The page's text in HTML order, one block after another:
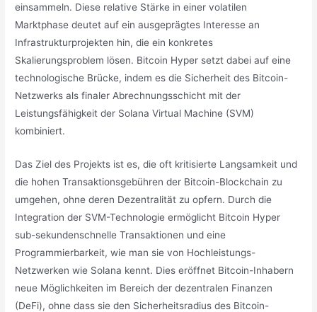
einsammeln. Diese relative Stärke in einer volatilen
Marktphase deutet auf ein ausgeprägtes Interesse an
Infrastrukturprojekten hin, die ein konkretes
Skalierungsproblem lösen. Bitcoin Hyper setzt dabei auf eine
technologische Brücke, indem es die Sicherheit des Bitcoin-
Netzwerks als finaler Abrechnungsschicht mit der
Leistungsfähigkeit der Solana Virtual Machine (SVM)
kombiniert.
Das Ziel des Projekts ist es, die oft kritisierte Langsamkeit und
die hohen Transaktionsgebühren der Bitcoin-Blockchain zu
umgehen, ohne deren Dezentralität zu opfern. Durch die
Integration der SVM-Technologie ermöglicht Bitcoin Hyper
sub-sekundenschnelle Transaktionen und eine
Programmierbarkeit, wie man sie von Hochleistungs-
Netzwerken wie Solana kennt. Dies eröffnet Bitcoin-Inhabern
neue Möglichkeiten im Bereich der dezentralen Finanzen
(DeFi), ohne dass sie den Sicherheitsradius des Bitcoin-